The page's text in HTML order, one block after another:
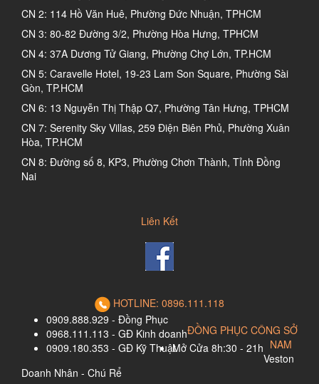
CN 2: 114 Hồ Văn Huê, Phường Đức Nhuận, TPHCM
CN 3: 80-82 Đường 3/2, Phường Hòa Hưng, TPHCM
CN 4: 37A Dương Tử Giang, Phường Chợ Lớn, TP.HCM
CN 5: Caravelle Hotel, 19-23 Lam Son Square, Phường Sài
Gòn, TP.HCM
CN 6: 13 Nguyễn Thị Thập Q7, Phường Tân Hưng, TPHCM
CN 7: Serenity Sky Villas, 259 Điện Biên Phủ, Phường Xuân
Hòa, TP.HCM
CN 8: Đường số 8, KP3, Phường Chơn Thành, Tỉnh Đồng
Nai
Liên Kết
HOTLINE: 0896.111.118
0909.888.929 - Đồng Phục
0968.111.113 - GĐ Kinh doanh
0909.180.353 - GĐ Kỹ ThuậtMở Cửa 8h:30 - 21h
ĐỒNG PHỤC CÔNG SỞ
NAM
Veston
Doanh Nhân - Chú Rể